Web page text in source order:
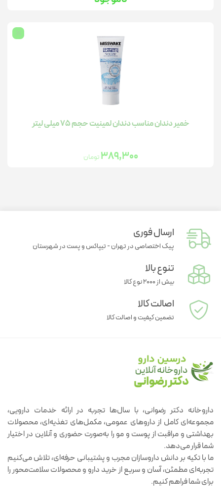
خمیر دندان مناسب دندان لمینیت حجم 75 میلی لیتر
389,300تومان
ارسال فوری
پیک اختصاصی در تهران - تیپاکس و پست در شهرستان
تنوع بالا
بیش از ۲۰۰۰ نوع کالا
اصالت کالا
تضمین کیفیت و اصالت کالا
داروخانه دکتر رضوانی، با سال‌ها تجربه در ارائه خدمات دارویی،
مجموعه‌ای کامل از داروهای عمومی، مکمل‌های تغذیه‌ای، محصولات
بهداشتی و مراقبت از پوست و مو را به‌صورت حضوری و آنلاین در اختیار
شما قرار می‌دهد.
ما با تکیه بر دانش داروسازان مجرب و پشتیبانی حرفه‌ای، تلاش می‌کنیم
تجربه‌ای مطمئن، آسان و سریع از خرید دارو و محصولات سلامت‌محور را
برای شما فراهم کنیم.